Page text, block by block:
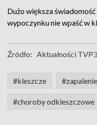
Dużo większa
wypoczynku nie wpaść w
Źródło: Aktualności
#kleszcze
#choroby odkleszczowe